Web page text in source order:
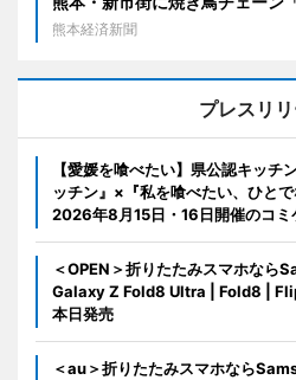
熊本経済新聞
プレスリ
【愛媛を喰べたい】県公認キッチ
ッチン』×『私を喰べたい、ひと
2026年8月15日・16日開催のコミ
＜OPEN＞折りたたみスマホな
Galaxy Z Fold8 Ultra | Fold8 |
本日発売
＜au＞折りたたみスマホなら